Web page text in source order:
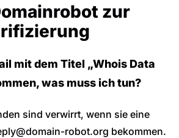
zur
mit dem Titel „Whois Data
was muss ich tun?
sind verwirrt, wenn sie eine
robot.org bekommen.